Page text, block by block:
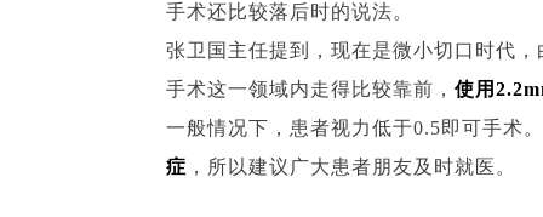
手术还比较落后时的说法。
张卫国主任提到，现在是微小切口时代
手术这一领域内走得比较靠前， 使用
一般情况下，患者视力低于0.5即可手术。
症 ，所以建议广大患者朋友及时就医。